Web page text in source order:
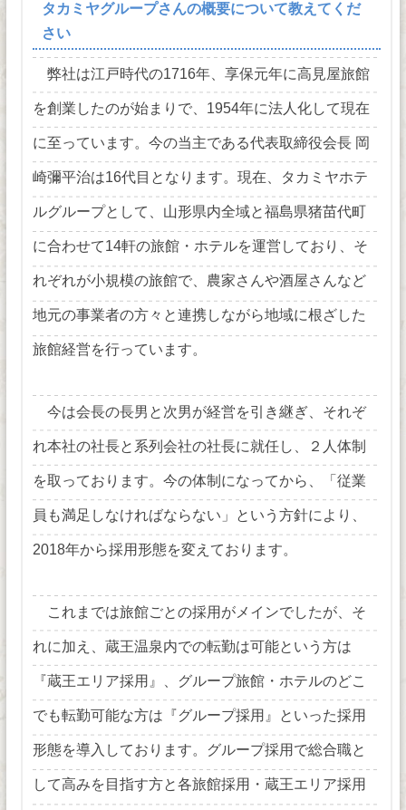
タカミヤグループさんの概要について教えてくだ
さい
弊社は江戸時代の1716年、享保元年に高見屋旅館
を創業したのが始まりで、1954年に法人化して現在
に至っています。今の当主である代表取締役会長 岡
崎彌平治は16代目となります。現在、タカミヤホテ
ルグループとして、山形県内全域と福島県猪苗代町
に合わせて14軒の旅館・ホテルを運営しており、そ
れぞれが小規模の旅館で、農家さんや酒屋さんなど
地元の事業者の方々と連携しながら地域に根ざした
旅館経営を行っています。
今は会長の長男と次男が経営を引き継ぎ、それぞ
れ本社の社長と系列会社の社長に就任し、２人体制
を取っております。今の体制になってから、「従業
員も満足しなければならない」という方針により、
2018年から採用形態を変えております。
これまでは旅館ごとの採用がメインでしたが、そ
れに加え、蔵王温泉内での転勤は可能という方は
『蔵王エリア採用』、グループ旅館・ホテルのどこ
でも転勤可能な方は『グループ採用』といった採用
形態を導入しております。グループ採用で総合職と
して高みを目指す方と各旅館採用・蔵王エリア採用